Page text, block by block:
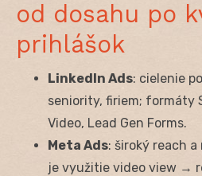
od dosahu po
prihlášok
LinkedIn Ads: cielenie
seniority, firiem; formáty
Video, Lead Gen Forms.
Meta Ads: široký reach
je využitie video view →